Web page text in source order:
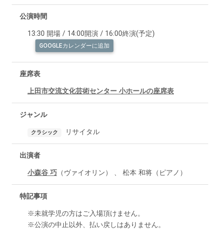
公演時間
13:30 開場 / 14:00開演 / 16:00終演(予定)
GOOGLEカレンダーに追加
座席表
上田市交流文化芸術センター 小ホールの座席表
ジャンル
クラシック リサイタル
出演者
小森谷 巧 （ヴァイオリン） 、 松本 和将（ピアノ）
特記事項
※未就学児の方はご入場頂けません。
※公演の中止以外、払い戻しはありません。